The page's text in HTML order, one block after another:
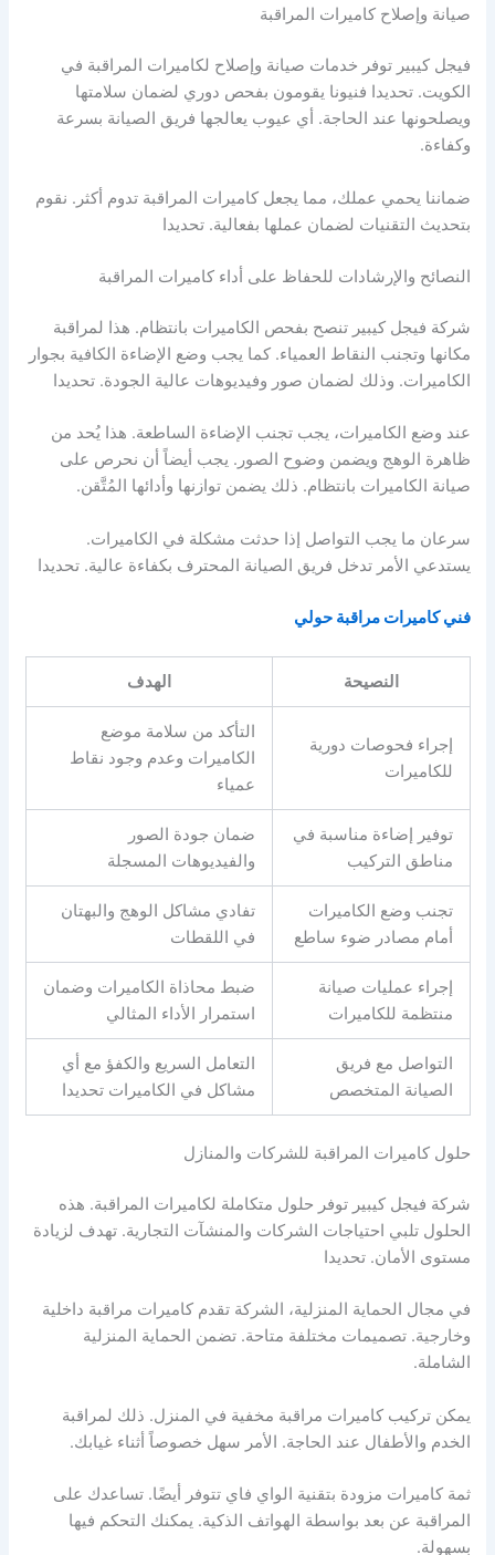
صيانة وإصلاح كاميرات المراقبة
فيجل كيبير توفر خدمات صيانة وإصلاح لكاميرات المراقبة في
الكويت. تحديدا فنيونا يقومون بفحص دوري لضمان سلامتها
ويصلحونها عند الحاجة. أي عيوب يعالجها فريق الصيانة بسرعة
وكفاءة.
ضماننا يحمي عملك، مما يجعل كاميرات المراقبة تدوم أكثر. نقوم
بتحديث التقنيات لضمان عملها بفعالية. تحديدا
النصائح والإرشادات للحفاظ على أداء كاميرات المراقبة
شركة فيجل كيبير تنصح بفحص الكاميرات بانتظام. هذا لمراقبة
مكانها وتجنب النقاط العمياء. كما يجب وضع الإضاءة الكافية بجوار
الكاميرات. وذلك لضمان صور وفيديوهات عالية الجودة. تحديدا
عند وضع الكاميرات، يجب تجنب الإضاءة الساطعة. هذا يُحد من
ظاهرة الوهج ويضمن وضوح الصور. يجب أيضاً أن نحرص على
صيانة الكاميرات بانتظام. ذلك يضمن توازنها وأدائها المُتَّقن.
سرعان ما يجب التواصل إذا حدثت مشكلة في الكاميرات.
يستدعي الأمر تدخل فريق الصيانة المحترف بكفاءة عالية. تحديدا
فني كاميرات مراقبة حولي
النصيحة الهدف
إجراء فحوصات دورية
للكاميرات
التأكد من سلامة موضع
الكاميرات وعدم وجود نقاط
عمياء
توفير إضاءة مناسبة في
مناطق التركيب
ضمان جودة الصور
والفيديوهات المسجلة
تجنب وضع الكاميرات
أمام مصادر ضوء ساطع
تفادي مشاكل الوهج والبهتان
في اللقطات
إجراء عمليات صيانة
منتظمة للكاميرات
ضبط محاذاة الكاميرات وضمان
استمرار الأداء المثالي
التواصل مع فريق
الصيانة المتخصص
التعامل السريع والكفؤ مع أي
مشاكل في الكاميرات تحديدا
حلول كاميرات المراقبة للشركات والمنازل
شركة فيجل كيبير توفر حلول متكاملة لكاميرات المراقبة. هذه
الحلول تلبي احتياجات الشركات والمنشآت التجارية. تهدف لزيادة
مستوى الأمان. تحديدا
في مجال الحماية المنزلية، الشركة تقدم كاميرات مراقبة داخلية
وخارجية. تصميمات مختلفة متاحة. تضمن الحماية المنزلية
الشاملة.
يمكن تركيب كاميرات مراقبة مخفية في المنزل. ذلك لمراقبة
الخدم والأطفال عند الحاجة. الأمر سهل خصوصاً أثناء غيابك.
ثمة كاميرات مزودة بتقنية الواي فاي تتوفر أيضًا. تساعدك على
المراقبة عن بعد بواسطة الهواتف الذكية. يمكنك التحكم فيها
بسهولة.